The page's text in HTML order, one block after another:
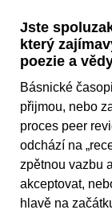
Jste
který
poezie a
Básnické
přijmou, nebo
proces peer
odchází na
zpětnou vazbu
akceptovat,
hlavě na